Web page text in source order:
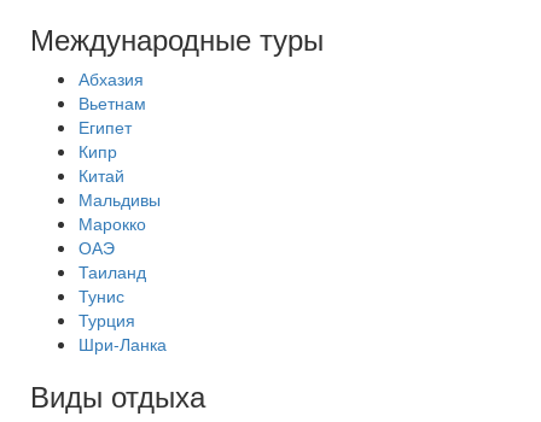
Международные туры
Абхазия
Вьетнам
Египет
Кипр
Китай
Мальдивы
Марокко
ОАЭ
Таиланд
Тунис
Турция
Шри-Ланка
Виды отдыха